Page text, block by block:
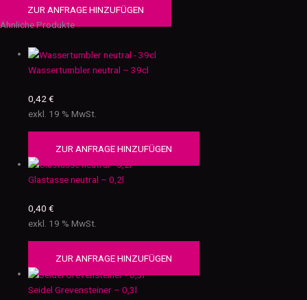
ZUR ANFRAGE HINZUFÜGEN
Ähnliche Produkte
Wassertumbler neutral – 39cl
0,42€
exkl. 19 % MwSt.
ZUR ANFRAGE HINZUFÜGEN
Glastasse neutral – 0,2l
0,40€
exkl. 19 % MwSt.
ZUR ANFRAGE HINZUFÜGEN
Seidel Grevensteiner – 0,3l